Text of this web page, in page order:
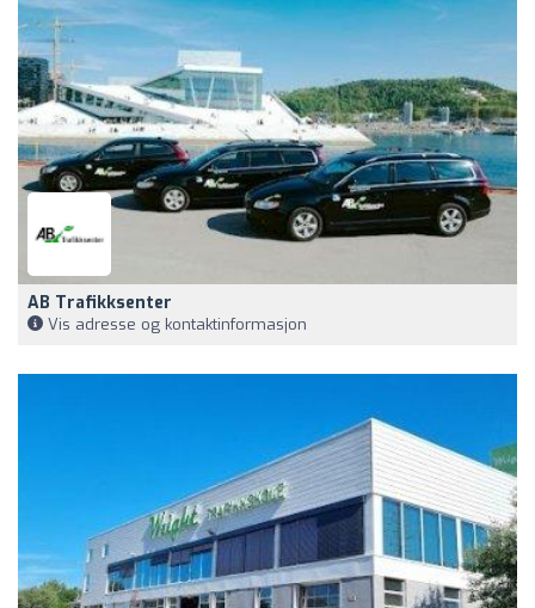
AB Trafikksenter
Vis adresse og kontaktinformasjon